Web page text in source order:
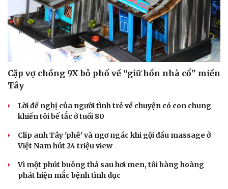
Cặp vợ chồng 9X bỏ phố về “giữ hồn nhà cổ” miền
Tây
Lời đề nghị của người tình trẻ về chuyện có con chung
khiến tôi bế tắc ở tuổi 80
Clip anh Tây 'phê' và ngơ ngác khi gội đầu massage ở
Việt Nam hút 24 triệu view
Vì một phút buông thả sau hơi men, tôi bàng hoàng
phát hiện mắc bệnh tình dục